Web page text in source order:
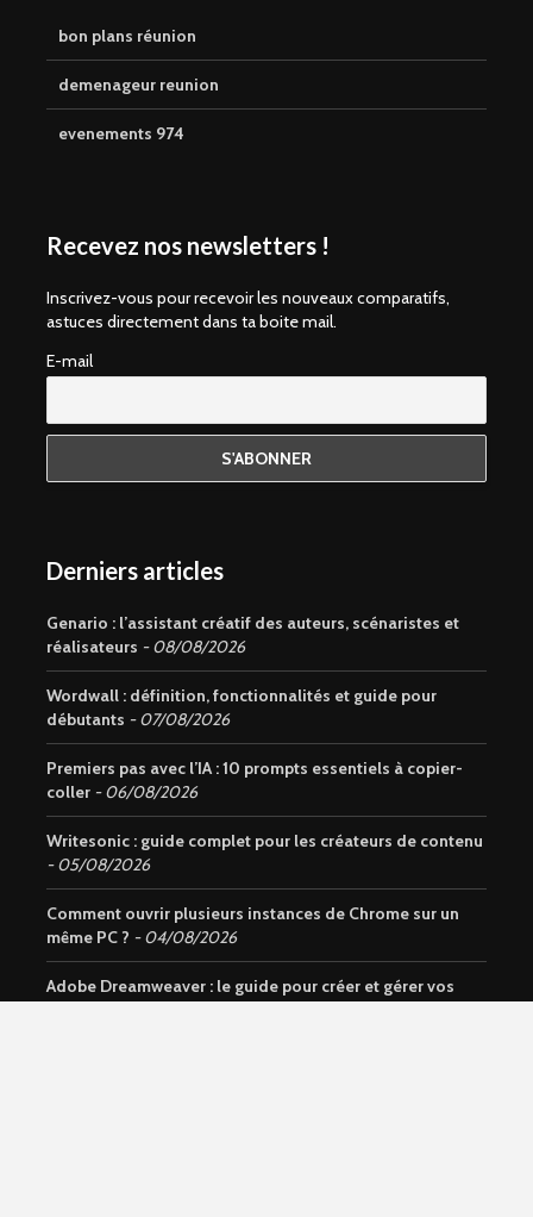
bon plans réunion
demenageur reunion
evenements 974
Recevez nos newsletters !
Inscrivez-vous pour recevoir les nouveaux comparatifs,
astuces directement dans ta boite mail.
E-mail
Derniers articles
Genario : l’assistant créatif des auteurs, scénaristes et
réalisateurs
08/08/2026
Wordwall : définition, fonctionnalités et guide pour
débutants
07/08/2026
Premiers pas avec l’IA : 10 prompts essentiels à copier-
coller
06/08/2026
Writesonic : guide complet pour les créateurs de contenu
05/08/2026
Comment ouvrir plusieurs instances de Chrome sur un
même PC ?
04/08/2026
Adobe Dreamweaver : le guide pour créer et gérer vos